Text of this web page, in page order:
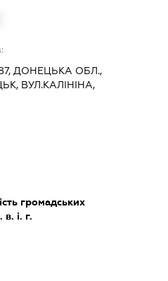
ДОНЕЦЬКА ОБЛ.,
ВУЛ.КАЛІНІНА,
громадських
в. і. г.